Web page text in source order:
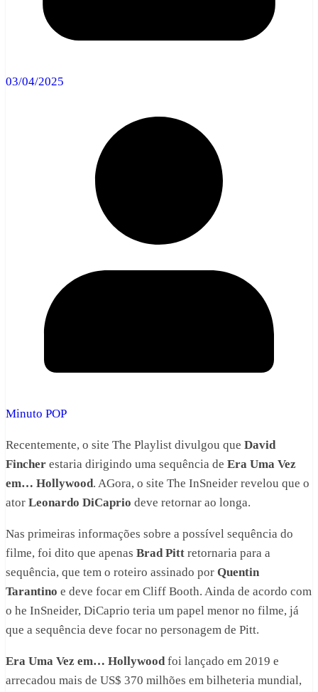
03/04/2025
Minuto POP
Recentemente, o site The Playlist divulgou que David
Fincher estaria dirigindo uma sequência de Era Uma Vez
em… Hollywood. AGora, o site The InSneider revelou que o
ator Leonardo DiCaprio deve retornar ao longa.
Nas primeiras informações sobre a possível sequência do
filme, foi dito que apenas Brad Pitt retornaria para a
sequência, que tem o roteiro assinado por Quentin
Tarantino e deve focar em Cliff Booth. Ainda de acordo com
o he InSneider, DiCaprio teria um papel menor no filme, já
que a sequência deve focar no personagem de Pitt.
Era Uma Vez em… Hollywoodfoi lançado em 2019 e
arrecadou mais de US$ 370 milhões em bilheteria mundial,